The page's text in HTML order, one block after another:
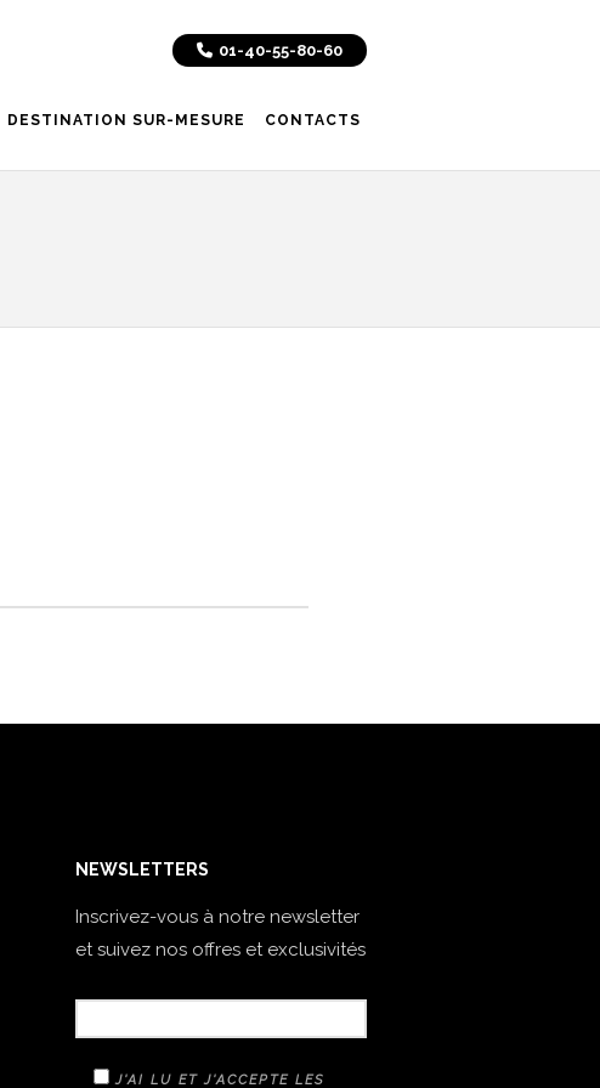
01-40-55-80-60
DESTINATION SUR-MESURE CONTACTS
NEWSLETTERS
Inscrivez-vous à notre newsletter
et suivez nos offres et exclusivités
J'AI LU ET J'ACCEPTE LES